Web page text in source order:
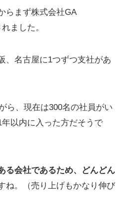
らまず株式会社GA
ました。
、名古屋に1つずつ支社があ
ら、現在は300名の社員がい
以内に入った方だそうで
る会社であるため、どんどん
ね。（売り上げもかなり伸び